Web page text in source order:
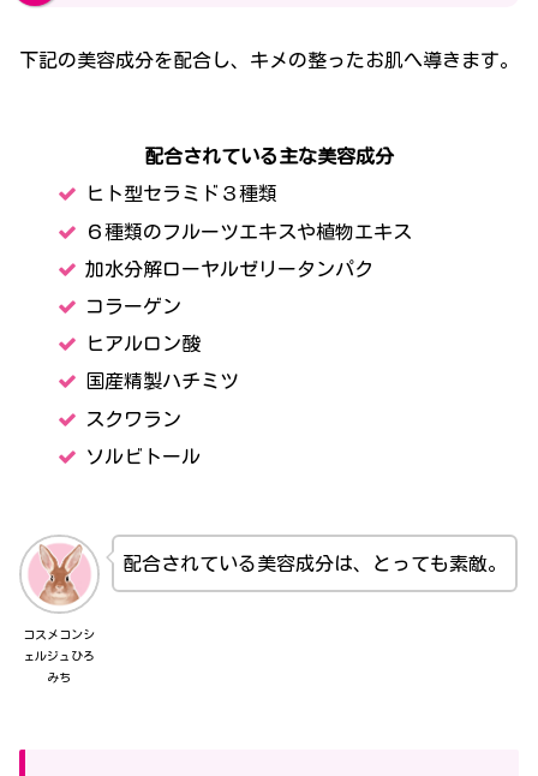
下記の美容成分を配合し、キメの整ったお肌へ導きます。
配合されている主な美容成分
ヒト型セラミド３種類
６種類のフルーツエキスや植物エキス
加水分解ローヤルゼリータンパク
コラーゲン
ヒアルロン酸
国産精製ハチミツ
スクワラン
ソルビトール
コスメコンシ
ェルジュひろ
みち
配合されている美容成分は、とっても素敵。